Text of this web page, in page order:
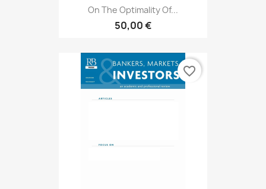
On The Optimality Of...
50,00 €
favorite_border